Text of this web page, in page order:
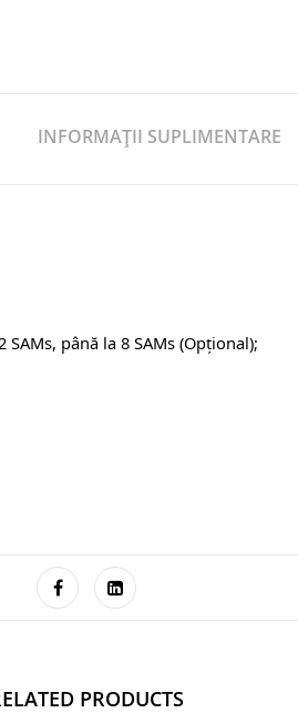
INFORMAȚII SUPLIMENTARE
până la 8 SAMs (Opțional);
PRODUCTS